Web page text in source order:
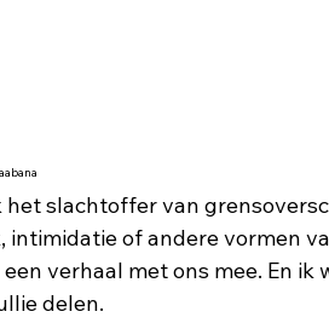
het slachtoffer van
intimidatie of andere vormen
verhaal met ons mee. En
delen.